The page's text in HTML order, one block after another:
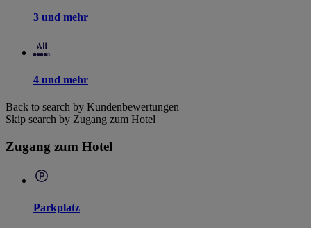
3 und mehr
4 und mehr
Back to search by Kundenbewertungen
Skip search by Zugang zum Hotel
Zugang zum Hotel
Parkplatz